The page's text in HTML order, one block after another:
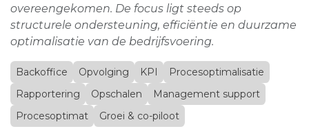
overeengekomen. De focus ligt steeds op
structurele ondersteuning, efficiëntie en duurzame
optimalisatie van de bedrijfsvoering.
Backoffice Opvolging KPI
Procesoptimalisatie
Rapportering
Opschalen
Management support
Procesoptimat
Groei & co-piloot